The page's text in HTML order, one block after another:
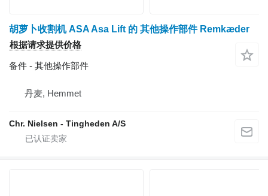
胡萝卜收割机 ASA Asa Lift 的 其他操作部件 Remkæder
根据请求提供价格
备件 - 其他操作部件
丹麦, Hemmet
Chr. Nielsen - Tingheden A/S